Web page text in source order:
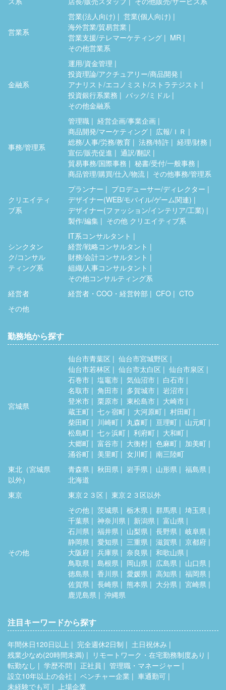
営業系
営業(法人向け)
営業(個人向け)
海外営業/貿易営業
営業支援/テレマーケティング
MR
その他営業系
金融系
運用/資金管理
投資理論/アクチュアリー/商品開発
アナリスト/エコノミスト/ストラテジスト
投資銀行系業務
バック/ミドル
その他金融系
事務/管理系
管理職
経営企画/事業企画
商品開発/マーケティング
広報/ＩＲ
総務/人事/労務/教育
法務/特許
経理/財務
宣伝/販売促進
通訳/翻訳
貿易事務/国際事務
秘書/受付/一般事務
商品管理/購買/仕入/物流
その他事務/管理系
クリエイティ
ブ系
プランナー
プロデューサー/ディレクター
デザイナー(WEB/モバイル/ゲーム関連)
デザイナー(ファッション/インテリア/工業)
製作/編集
その他 クリエイティブ系
シンクタン
ク/コンサル
ティング系
IT系コンサルタント
経営/戦略コンサルタント
財務/会計コンサルタント
組織/人事コンサルタント
その他コンサルティング系
経営者
経営者・COO・経営幹部 CFO
CTO
その他
勤務地から探す
宮城県
仙台市青葉区
仙台市宮城野区
仙台市若林区
仙台市太白区
仙台市泉区
石巻市
塩竈市 気仙沼市
白石市
名取市
角田市 多賀城市
岩沼市
登米市
栗原市 東松島市
大崎市
蔵王町
七ヶ宿町 大河原町
村田町
柴田町
川崎町 丸森町 亘理町
山元町
松島町
七ヶ浜町 利府町
大和町
大郷町
富谷市 大衡村 色麻町
加美町
涌谷町
美里町 女川町
南三陸町
東北（宮城県
以外）
青森県 秋田県 岩手県 山形県
福島県
北海道
東京
東京２３区 東京２３区以外
その他
その他 茨城県 栃木県 群馬県
埼玉県
千葉県
神奈川県 新潟県
富山県
石川県
福井県 山梨県 長野県
岐阜県
静岡県
愛知県 三重県 滋賀県
京都府
大阪府
兵庫県 奈良県
和歌山県
鳥取県
島根県 岡山県 広島県
山口県
徳島県
香川県 愛媛県 高知県
福岡県
佐賀県
長崎県 熊本県 大分県
宮崎県
鹿児島県
沖縄県
注目キーワードから探す
年間休日120日以上 完全週休2日制
土日祝休み
残業少なめ(20時間未満)
リモートワーク・在宅勤務制度あり
転勤なし
学歴不問 正社員
管理職・マネージャー
設立10年以上の会社
ベンチャー企業
車通勤可
未経験でも可
上場企業